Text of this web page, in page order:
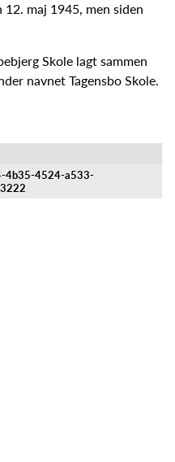
maj 1945, men siden
Skole lagt sammen
navnet Tagensbo Skole.
4b35-4524-a533-